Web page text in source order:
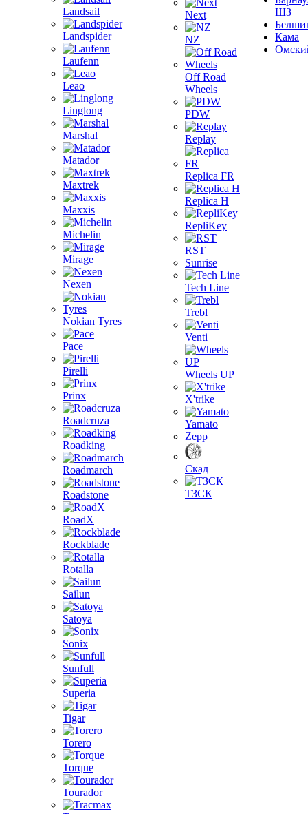
Landsail
Landspider
Laufenn
Leao
Linglong
Marshal
Matador
Maxtrek
Maxxis
Michelin
Mirage
Nexen
Nokian Tyres
Pace
Pirelli
Prinx
Roadcruza
Roadking
Roadmarch
Roadstone
RoadX
Rockblade
Rotalla
Sailun
Satoya
Sonix
Sunfull
Superia
Tigar
Torero
Torque
Tourador
Next
NZ
Off Road
Wheels
PDW
Replay
Replica FR
Replica H
RepliKey
RST
Sunrise
Tech Line
Trebl
Venti
Wheels UP
X'trike
Yamato
Zepp
Скад
ТЗСК
ШЗ
Кама